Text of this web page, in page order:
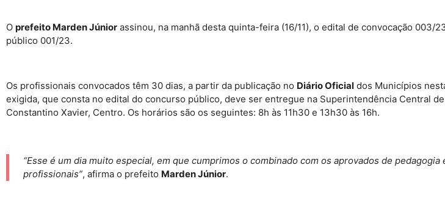
O prefeito Marden Júnior assinou, na manhã desta quinta-feira (16/11), o edital de convocação
público 001/23.
Os profissionais convocados têm 30 dias, a partir da publicação no Diário Oficial dos Municípios
exigida, que consta no edital do concurso público, deve ser entregue na Superintendência Central
Constantino Xavier, Centro. Os horários são os seguintes: 8h às 11h30 e 13h30 às 16h.
“Esse é um dia muito especial, em que cumprimos o combinado com os aprovados de
profissionais”, afirma o prefeito Marden Júnior.